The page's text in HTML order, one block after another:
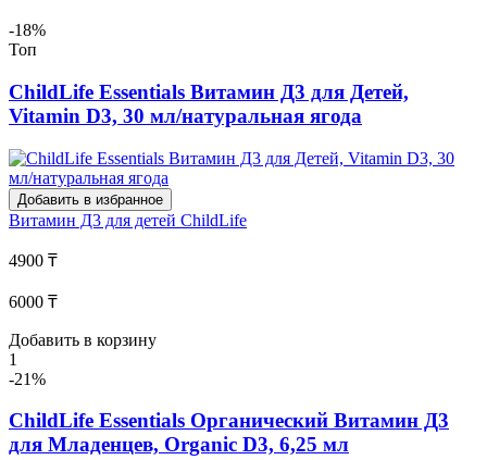
-18%
Топ
ChildLife Essentials Витамин Д3 для Детей,
Vitamin D3, 30 мл/натуральная ягода
Добавить в избранное
Витамин Д3 для детей ChildLife
4900 ₸
6000 ₸
Добавить в корзину
1
-21%
ChildLife Essentials Органический Витамин Д3
для Младенцев, Organic D3, 6,25 мл